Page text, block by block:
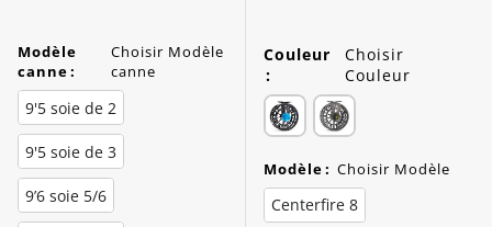
Modèle
canne:
Choisir Modèle
canne
9'5 soie de 2
9'5 soie de 3
9’6 soie 5/6
Couleur
:
Choisir
Couleur
Modèle: Choisir Modèle
Centerfire 8